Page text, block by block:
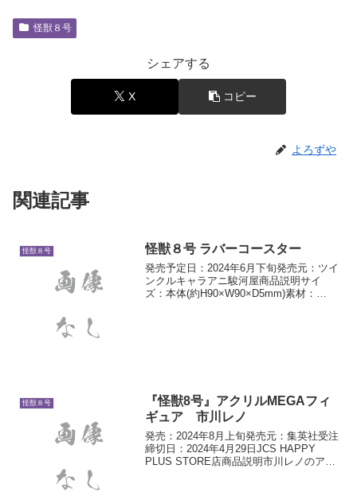
怪獣８号
シェアする
X コピー
よろずや
関連記事
怪獣８号 怪獣８号 ラバーコースター
発売予定日：2024年6月下旬発売元：ツイ
ンクルキャラアニ駿河屋商品説明サイ
ズ：本体(約H90×W90×D5mm)素材：
怪獣８号
『怪獣8号』アクリルMEGAフィ
ギュア 市川レノ
発売：2024年8月上旬発売元：集英社受注
締切日：2024年4月29日JCS HAPPY
PLUS STORE店商品説明市川レノのアク